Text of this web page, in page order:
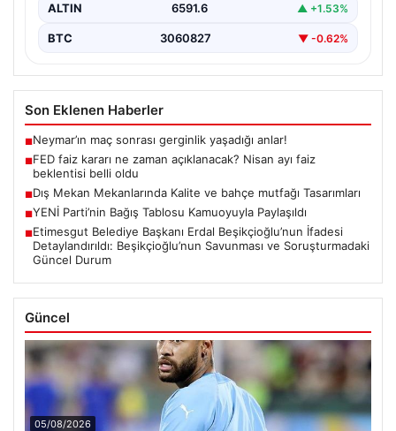
ALTIN 6591.6 ▲ +1.53%
BTC 3060827 ▼ -0.62%
Son Eklenen Haberler
■Neymar’ın maç sonrası gerginlik yaşadığı anlar!
■FED faiz kararı ne zaman açıklanacak? Nisan ayı faiz
beklentisi belli oldu
■Dış Mekan Mekanlarında Kalite ve bahçe mutfağı Tasarımları
■YENİ Parti’nin Bağış Tablosu Kamuoyuyla Paylaşıldı
■Etimesgut Belediye Başkanı Erdal Beşikçioğlu’nun İfadesi
Detaylandırıldı: Beşikçioğlu’nun Savunması ve Soruşturmadaki
Güncel Durum
Güncel
05/08/2026